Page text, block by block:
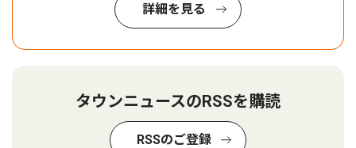
詳細を見る
タウンニュースのRSSを購読
RSSのご登録